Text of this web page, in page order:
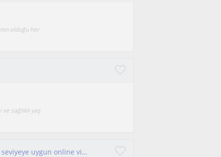
olduğu her
sağlıklı yaş
6 yıllık yoga pratiği, Münih'te aktif eğitmen, her seviyeye uygun online vinyasa, yin ve meditasyon dersleri